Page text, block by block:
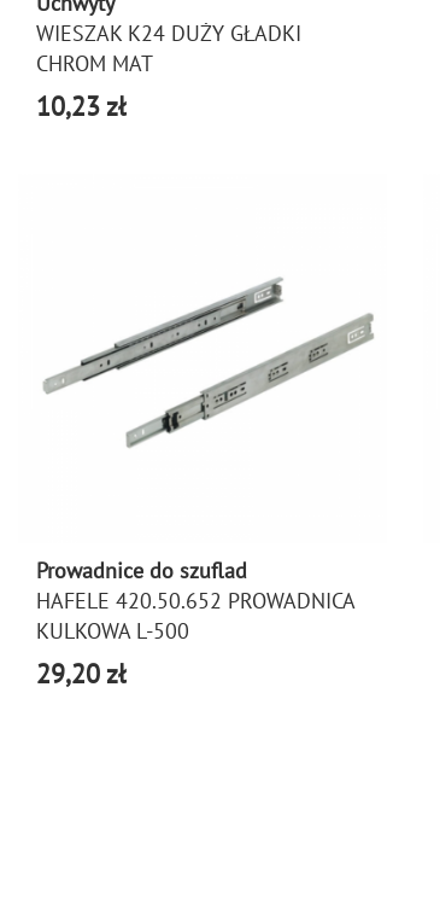
WIESZAK K24 DUŻY GŁADKI
CHROM MAT
10,23 zł
Prowadnice do szuflad
HAFELE 420.50.652 PROWADNICA
KULKOWA L-500
29,20 zł